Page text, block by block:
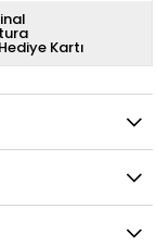
Kartı